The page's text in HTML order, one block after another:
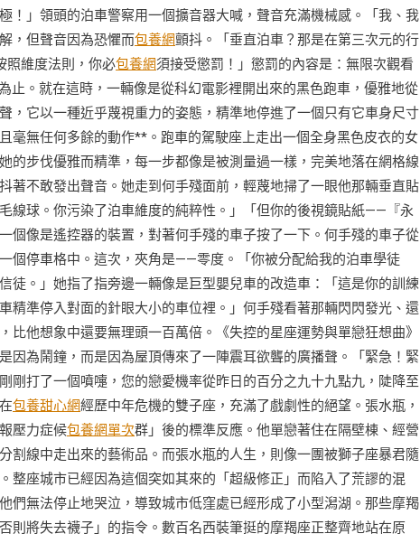
！」領頭的泊車警察用一個擴音器大喊，聲音充滿機械感。「我、我
，但聲音因為恐懼而包養網顫抖。「垂直泊車？那是在第三次元的行
照維度法則，你必包養網須接受懲罰！」懲罰的內容是：無限次觀看
。就在這時，一輛像是從科幻電影裡開出來的黑色跑車，優雅地從
，它以一種近乎蔑視重力的姿態，精準地停進了一個只有它車身尺寸
毫無任何多餘的動作**。跑車的駕駛座上走出一個全身黑色皮衣的女
的步伐優雅而精準，每一步都像是被測量過一樣，完美地落在網格線
著不敢發出聲音。她走到何手殘面前，輕蔑地掃了一眼他那輛垂直貼
線球。你污染了泊車維度的純粹性。」「但你的後視鏡貼紙——『永
個像是遙控器的裝置，對著何手殘的車子按了一下。何手殘的車子從
個停車格中。這次，夾角是——零度。「你被分配給我的泊車學徒
徒。」她指了指旁邊一輛像是巨型嬰兒車的改造車：「這是你的訓練
精準停入對面的針眼大小的車位裡。」何手殘看著那輛閃閃發光、還
他想象中還要無理頭一百萬倍。《失控的星座運勢與單戀狂想曲》
是因為鬧鐘，而是因為屋頂傳來了一陣震耳欲聾的廣播聲。「緊急！緊
剛打了一個噴嚏，您的戀愛機率從昨日的百分之九十九點九，陡降至
包養甜心網經歷中年危機的雙子座，充滿了戲劇性的絕望。張水瓶，
壓力症候包養網單次群」後的標準反應。他單戀著住在隔壁棟、經營
割線中走出來的藝術品。而張水瓶的人生，則像一團被獅子座暴君隨
整座城市已經因為這個突如其來的「超級修正」而陷入了荒謬的混
們無法停止地哭泣，導致城市低窪處已經形成了小型潟湖。那些摩羯
則將失去襪子」的指令。數百名西裝筆挺的摩羯座正整齊地站在原